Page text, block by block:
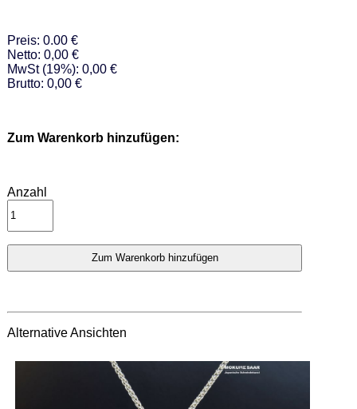
Preis: 0.00 €
Netto: 0,00 €
MwSt (19%): 0,00 €
Brutto: 0,00 €
Zum Warenkorb hinzufügen:
Anzahl
Alternative Ansichten